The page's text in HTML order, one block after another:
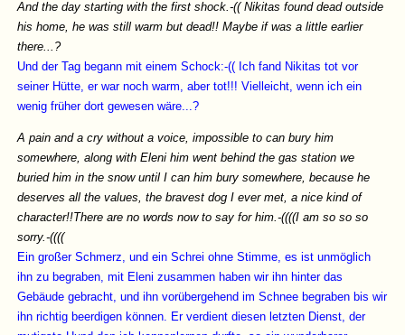
And the day starting with the first shock.-(( Nikitas found dead outside
his home, he was still warm but dead!! Maybe if was a little earlier
there...?
Und der Tag begann mit einem Schock:-(( Ich fand Nikitas tot vor
seiner Hütte, er war noch warm, aber tot!!! Vielleicht, wenn ich ein
wenig früher dort gewesen wäre...?
A pain and a cry without a voice, impossible to can bury him
somewhere, along with Eleni him went behind the gas station we
buried him in the snow until I can him bury somewhere, because he
deserves all the values, the bravest dog I ever met, a nice kind of
character!!There are no words now to say for him.-((((I am so so so
sorry.-((((
Ein großer Schmerz, und ein Schrei ohne Stimme, es ist unmöglich
ihn zu begraben, mit Eleni zusammen haben wir ihn hinter das
Gebäude gebracht, und ihn vorübergehend im Schnee begraben bis wir
ihn richtig beerdigen können. Er verdient diesen letzten Dienst, der